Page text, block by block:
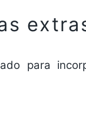
para